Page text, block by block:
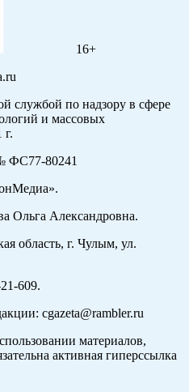
16+
службой по надзору в сфере
и массовых
г.
ФС77-80241
Ольга Александровна.
область, г. Чулым, ул.
609.
cgazeta@rambler.ru
материалов,
активная гиперссылка